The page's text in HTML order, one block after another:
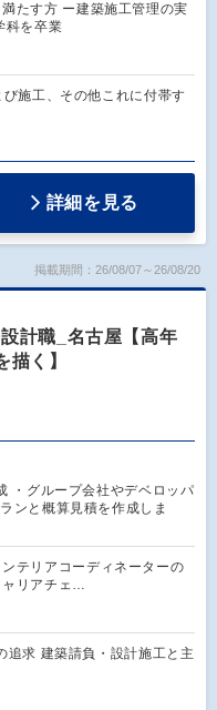
たす方 ー建築施工管理の実
科を卒業
施工、その他これに付帯す
詳細を見る
掲載期間：26/08/07～26/08/20
計職_名古屋【高年
描く】
・グループ会社やデベロッパ
ンと概算見積を作成しま
テリアコーディネーターの
ャリアチェ…
追求 建築請負・設計施工と主